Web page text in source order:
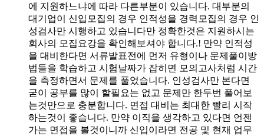
에 지원하느냐에 따라 다른부분이 있습니다. 대부분의
대기업이 신입모집의 경우 인적성을 경력모집의 경우 인
성검사만 시행하고 있습니다만 정확한것은 지원하시는
회사의 모집요강을 확인해보셔야 합니다.! 만약 인적성
을 대비한다면 서류발표전에 먼저 유형이나 문제풀이방
법들을 학습하고 시험날짜가 잡히면 모의고사처럼 시간
을 측정하면서 문제를 풀었습니다. 인성검사만 본다면
굳이 공부를 많이 할필요는 없고 문제만 한두번 풀어보
는것만으로 충분합니다. 면접 대비는 최대한 빨리 시작
하는것이 좋습니다. 만약 이직을 생각하고 있다면 언젠
가는 면접을 볼것이니까 신입이라면 전공 및 현재 업무